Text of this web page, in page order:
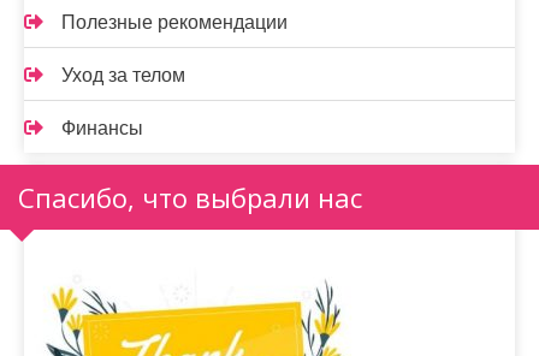
Полезные рекомендации
Уход за телом
Финансы
Спасибо, что выбрали нас